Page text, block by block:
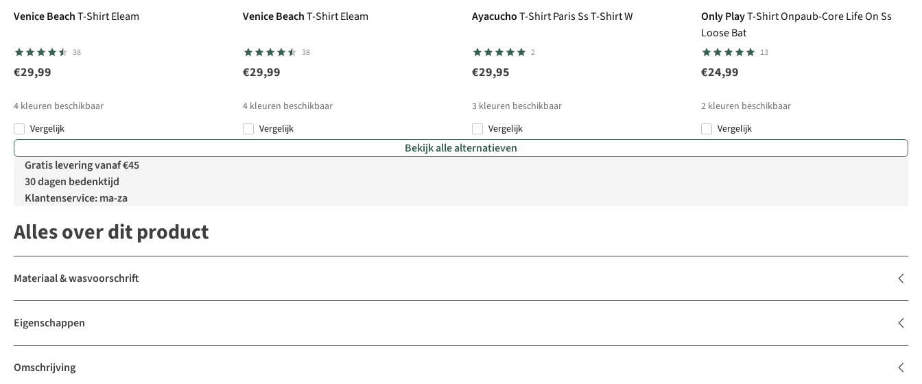
Venice BeachT-Shirt Eleam
38
€29,99
4 kleuren beschikbaar
%
Vergelijk
Venice BeachT-Shirt Eleam
38
€29,99
4 kleuren beschikbaar
%
Vergelijk
AyacuchoT-Shirt Paris Ss T-Shirt W
2
€29,95
3 kleuren beschikbaar
Vergelijk
Only PlayT-Shirt Onpaub-Core Life On Ss
Loose Bat
13
€24,99
2 kleuren beschikbaar
Vergelijk
Bekijk alle alternatieven
Gratis levering vanaf €45
30 dagen bedenktijd
Klantenservice: ma-za
Alles over dit product
Materiaal & wasvoorschrift
Eigenschappen
Omschrijving